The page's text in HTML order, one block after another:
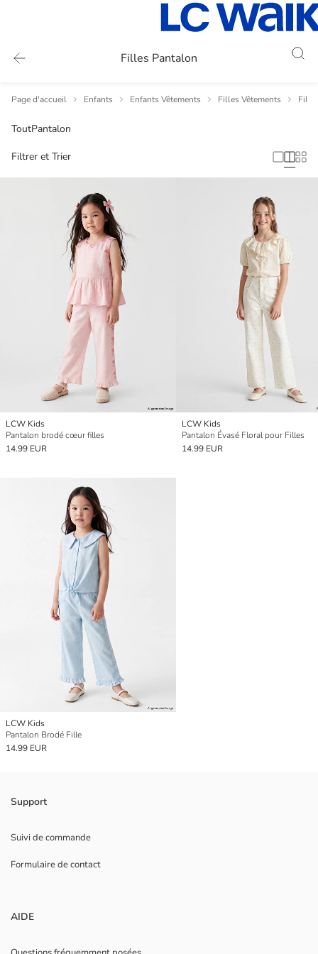
Filles Pantalon
Page d'accueil Enfants Enfants Vêtements Filles Vêtements
ToutPantalon
Filtrer et Trier
LCW Kids
Pantalon brodé cœur filles
14.99 EUR
LCW Kids
Pantalon Évasé Floral pour Filles
14.99 EUR
LCW Kids
Pantalon Brodé Fille
14.99 EUR
Support
Suivi de commande
Formulaire de contact
AIDE